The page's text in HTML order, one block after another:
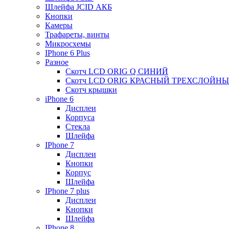
Шлейфа JCID АКБ
Кнопки
Камеры
Трафареты, винты
Микросхемы
IPhone 6 Plus
Разное
Скотч LCD ORIG Q СИНИЙ
Скотч LCD ORIG КРАСНЫЙ
Скотч крышки
iPhone 6
Дисплеи
Корпуса
Стекла
Шлейфа
IPhone 7
Дисплеи
Кнопки
Корпус
Шлейфа
IPhone 7 plus
Дисплеи
Кнопки
Шлейфа